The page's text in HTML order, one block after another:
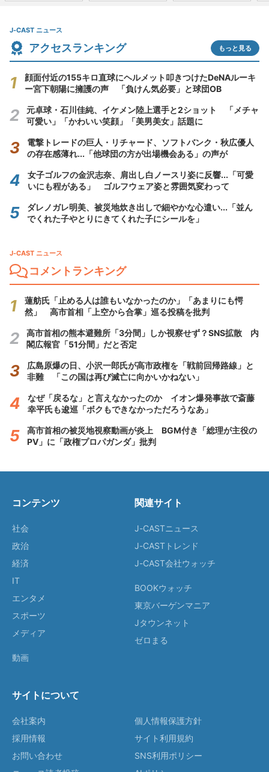
J-CAST ニュース
アクセスランキング もっと見る
顔面付近の155キロ直球にヘルメット叩きつけたDeNAルーキ
ー宮下朝陽に擁護の声 「負けん気必要」と球団OB
元卓球・石川佳純、イケメン陸上選手と2ショット 「メチャ
可愛い」「かわいい笑顔」「美男美女」話題に
電撃トレードの巨人・リチャード、ソフトバンク・秋広優人
の存在感薄れ...「他球団の方が出場機会ある」の声が
女子ゴルフの金沢志奈、肩出し白ノースリ姿に反響...「可愛
いにも程がある」 ゴルフウェア姿と雰囲気変わって
ダレノガレ明美、被災地炊き出しで細やかな心遣い...「並ん
でくれた子やとりにきてくれた子にシールを」
J-CAST ニュース
コメントランキング
蓮舫氏「止める人は誰もいなかったのか」「あまりにも愕
然」 高市首相「上空から合掌」巡る投稿を批判
高市首相の熊本避難所「3分間」しか視察せず？SNS拡散 内
閣広報官「51分間」だと否定
広島原爆の日、小沢一郎氏が高市政権を「戦前回帰路線」と
非難 「この国は再び滅亡に向かいかねない」
なぜ「戻るな」と言えなかったのか イオン爆発事故で斎藤
幸平氏も逡巡「ボクもできなかっただろうなあ」
高市首相の被災地視察動画が炎上 BGM付き「総理が主役の
PV」に「政権プロパガンダ」批判
コンテンツ
社会
政治
経済
IT
エンタメ
スポーツ
メディア
動画
関連サイト
J-CASTニュース
J-CASTトレンド
J-CAST会社ウォッチ
BOOKウォッチ
東京バーゲンマニア
Jタウンネット
ゼロまる
サイトについて
会社案内
採用情報
お問い合わせ
個人情報保護方針
サイト利用規約
SNS利用ポリシー